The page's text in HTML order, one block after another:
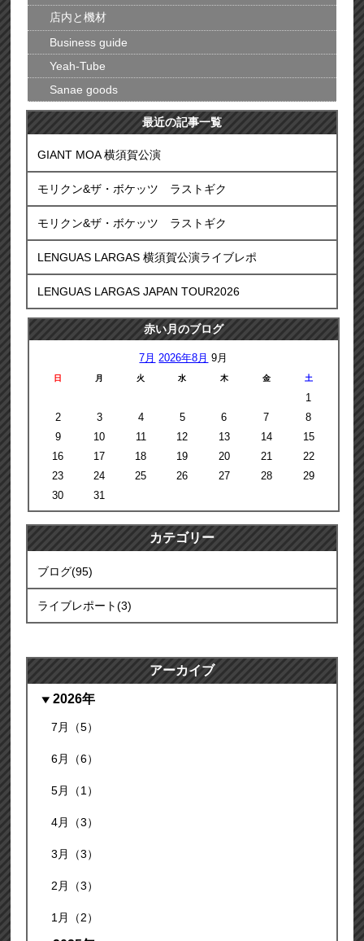
店内と機材
Business guide
Yeah-Tube
Sanae goods
最近の記事一覧
GIANT MOA 横須賀公演
モリクン&ザ・ボケッツ ラストギク
モリクン&ザ・ボケッツ ラストギク
LENGUAS LARGAS 横須賀公演ライブレポ
LENGUAS LARGAS JAPAN TOUR2026
赤い月のブログ
7月 2026年8月 9月
日 月 火 水 木 金 土
1
2
3 4 5 6 7
8
9
10 11 12 13 14
15
16
17 18 19 20 21
22
23
24 25 26 27 28
29
30
31
カテゴリー
ブログ(95)
ライブレポート(3)
アーカイブ
2026年
7月（5）
6月（6）
5月（1）
4月（3）
3月（3）
2月（3）
1月（2）